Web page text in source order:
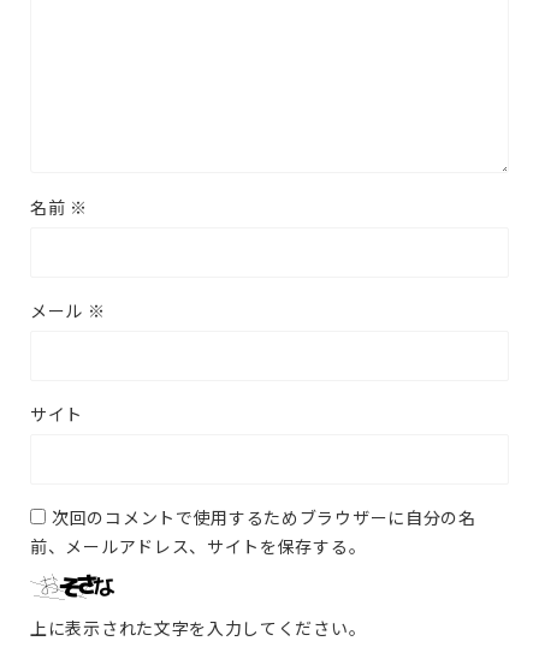
名前 ※
メール ※
サイト
次回のコメントで使用するためブラウザーに自分の名
前、メールアドレス、サイトを保存する。
上に表示された文字を入力してください。